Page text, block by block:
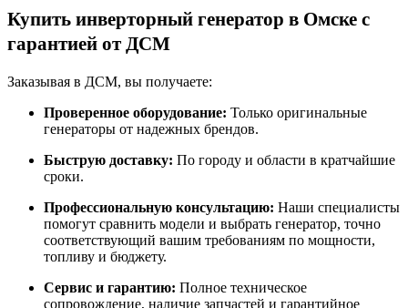
Купить инверторный генератор в Омске с
гарантией от ДСМ
Заказывая в ДСМ, вы получаете:
Проверенное оборудование: Только оригинальные
генераторы от надежных брендов.
Быструю доставку: По городу и области в кратчайшие
сроки.
Профессиональную консультацию: Наши специалисты
помогут сравнить модели и выбрать генератор, точно
соответствующий вашим требованиям по мощности,
топливу и бюджету.
Сервис и гарантию: Полное техническое
сопровождение, наличие запчастей и гарантийное